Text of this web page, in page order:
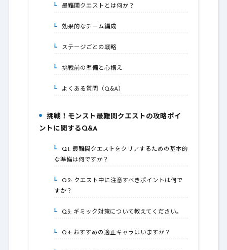
2-1.最難関クエストとは何か？
2-2.効果的なチーム編成
2-3.ステージごとの戦略
2-4.挑戦前の準備と心構え
2-5.よくある質問（Q&A）
3.挑戦！モンスト最難関クエストの攻略ポイ
ントに関するQ&A
3-1.Q1: 最難関クエストをクリアするための基本的
な準備は何ですか？
3-2.Q2: クエスト中に注意すべきポイントは何で
すか？
3-3.Q3: ギミック対策について教えてください。
3-4.Q4: おすすめの適正キャラはいますか？